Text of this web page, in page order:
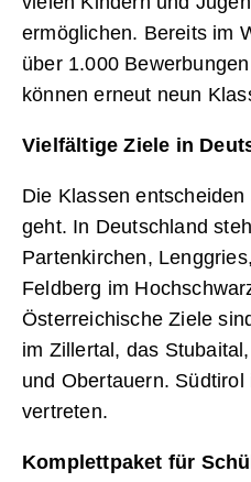
ermöglichen. Bereits im
über 1.000
können erneut neun
Vielfältige Ziele in
Die Klassen
geht. In Deutschland
Partenkirchen,
Feldberg im
Österreichische Ziele
im Zillertal, das
und Obertauern.
vertreten.
Komplettpaket für